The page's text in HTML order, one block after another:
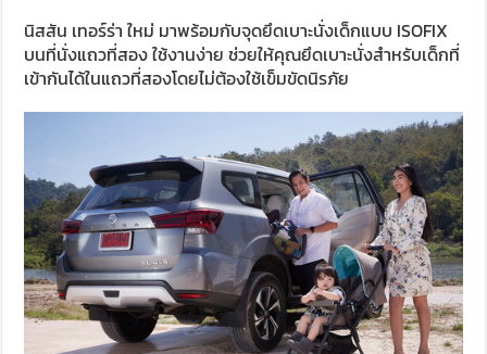
นิสสัน เทอร์ร่า ใหม่ มาพร้อมกับจุดยึดเบาะนั่งเด็กแบบ ISOFIX
บนที่นั่งแถวที่สอง ใช้งานง่าย ช่วยให้คุณยึดเบาะนั่งสำหรับเด็กที่
เข้ากันได้ในแถวที่สองโดยไม่ต้องใช้เข็มขัดนิรภัย